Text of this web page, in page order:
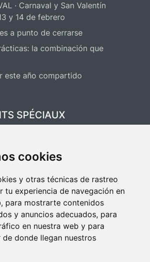
cookies
y otras técnicas de rastreo
tu experiencia de navegación en
para mostrarte contenidos
y anuncios adecuados, para
en nuestra web y para
donde llegan nuestros
· Carnaval y San Valentín
y 14 de febrero
a punto de cerrarse
la combinación que
este año compartido
SPÉCIAUX
de Salón 2025
Tous droits réservés à Seven Dance.